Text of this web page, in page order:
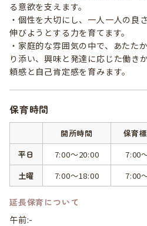
る意欲を支えます。
・個性を大切にし、一人一人の良
伸びようとする力を育てます。
・家庭的な雰囲気の中で、あたた
り添い、興味と発達に応じた働き
頼感と自己肯定感を育みます。
保育時間
開所時間 保育
平日
7:00～20:00 7:00
土曜
7:00～18:00 7:00
延長保育について
午前:-